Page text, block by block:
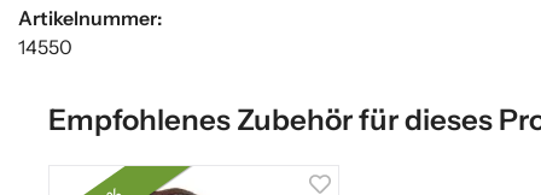
Artikelnummer:
14550
Empfohlenes Zubehör für dieses